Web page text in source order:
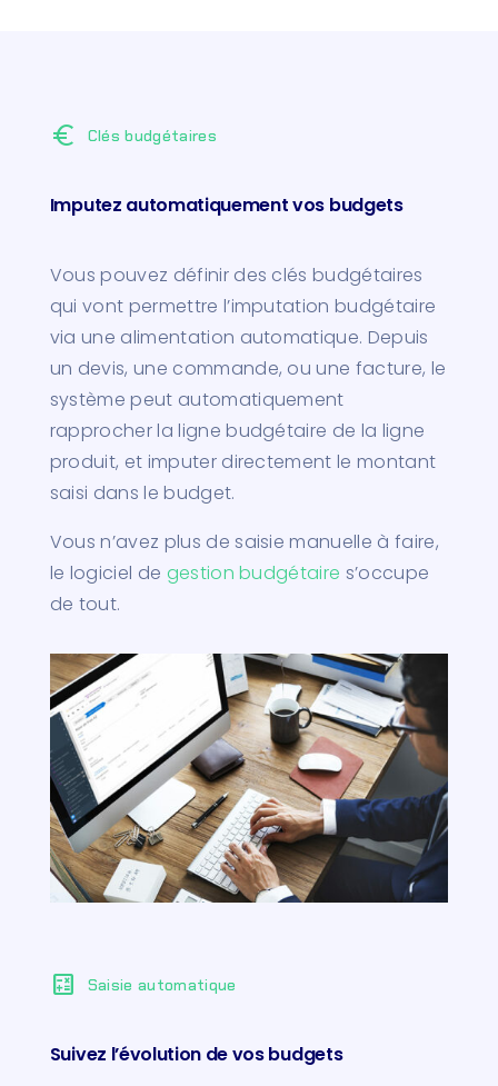
euro Clés budgétaires
Imputez automatiquement vos budgets
Vous pouvez définir des clés budgétaires
qui vont permettre l’imputation budgétaire
via une alimentation automatique. Depuis
un devis, une commande, ou une facture, le
système peut automatiquement
rapprocher la ligne budgétaire de la ligne
produit, et imputer directement le montant
saisi dans le budget.
Vous n’avez plus de saisie manuelle à faire,
le logiciel de gestion budgétaire s’occupe
de tout.
calculate Saisie automatique
Suivez l’évolution de vos budgets